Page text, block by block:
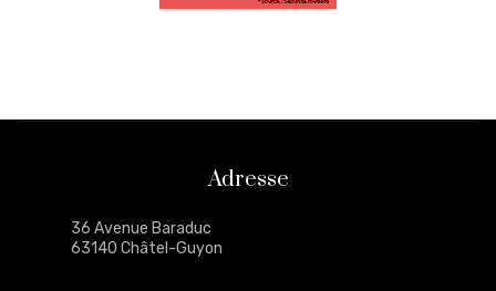
Adresse
36 Avenue Baraduc
63140 Châtel-Guyon